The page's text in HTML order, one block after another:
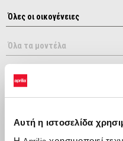
Αυτή η ιστοσελίδα